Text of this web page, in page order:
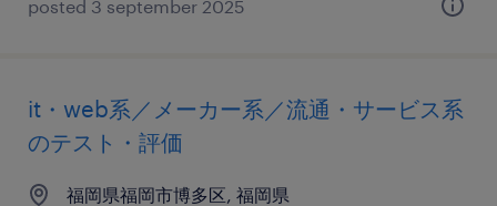
posted 3 september 2025
it・web系／メーカー系／流通・サービス系
のテスト・評価
福岡県福岡市博多区, 福岡県